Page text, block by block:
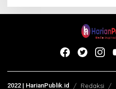
2022 | HarianPublik.id Redaksi